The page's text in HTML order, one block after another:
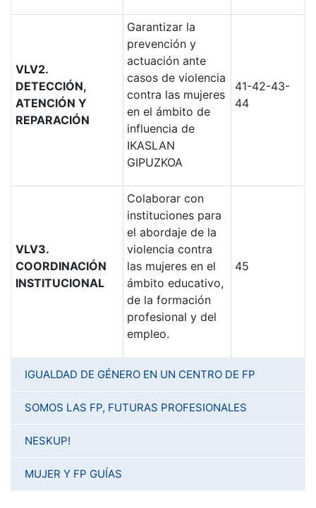
VLV2.
DETECCIÓN,
ATENCIÓN Y
REPARACIÓN
Garantizar la
prevención y
actuación ante
casos de violencia
contra las mujeres
en el ámbito de
influencia de
IKASLAN
GIPUZKOA
41-42-43-
44
VLV3.
COORDINACIÓN
INSTITUCIONAL
Colaborar con
instituciones para
el abordaje de la
violencia contra
las mujeres en el
ámbito educativo,
de la formación
profesional y del
empleo.
45
IGUALDAD DE GÉNERO EN UN CENTRO DE FP
SOMOS LAS FP, FUTURAS PROFESIONALES
NESKUP!
MUJER Y FP GUÍAS